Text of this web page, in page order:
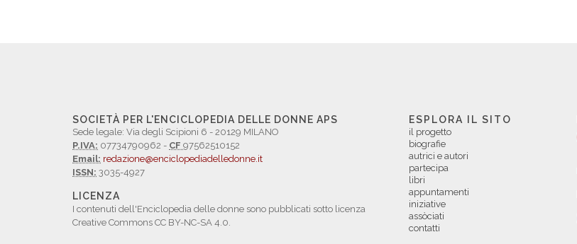
SOCIETÀ PER L'ENCICLOPEDIA DELLE DONNE APS
Sede legale: Via degli Scipioni 6 - 20129 MILANO
P.IVA: 07734790962 - CF 97562510152
Email: redazione@enciclopediadelledonne.it
ISSN: 3035-4927
LICENZA
I contenuti dell'Enciclopedia delle donne sono pubblicati sotto licenza
Creative Commons CC BY-NC-SA 4.0.
ESPLORA IL SITO
il progetto
biografie
autrici e autori
partecipa
libri
appuntamenti
iniziative
assòciati
contatti